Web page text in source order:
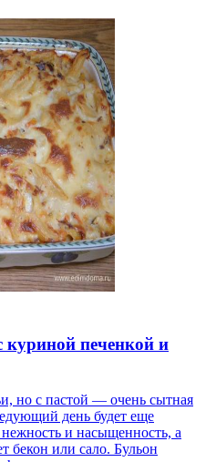
куриной печенкой и
но с пастой — очень сытная
день будет еще
и насыщенность, а
бекон или сало. Бульон